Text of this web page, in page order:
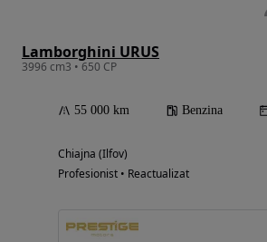
Lamborghini URUS
3996 cm3 • 650 CP
55 000 km Benzina
Chiajna (Ilfov)
Profesionist • Reactualizat